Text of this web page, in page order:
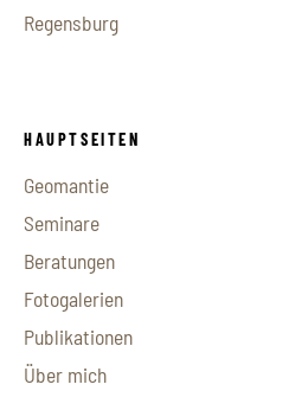
Regensburg
HAUPTSEITEN
Geomantie
Seminare
Beratungen
Fotogalerien
Publikationen
Über mich